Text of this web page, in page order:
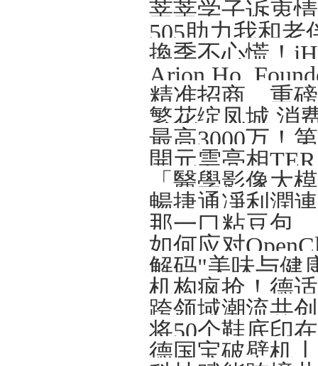
莘莘学子诉衷情
505助力我和老
精准招商、重
繁花绽凤城 消
開元雲亮相
解码"美味与健
将50个鞋底印
德国宝破壁机